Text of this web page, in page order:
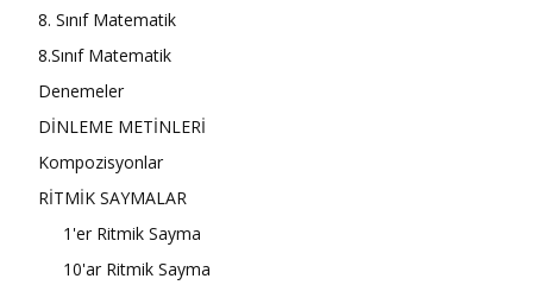
8. Sınıf Matematik
8.Sınıf Matematik
Denemeler
DİNLEME METİNLERİ
Kompozisyonlar
RİTMİK SAYMALAR
1'er Ritmik Sayma
10'ar Ritmik Sayma